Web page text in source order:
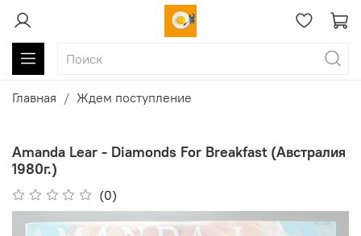
Главная Ждем поступление
Amanda Lear - Diamonds For Breakfast (Австралия
1980г.)
(0)